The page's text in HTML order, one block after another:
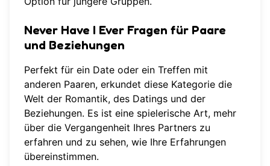
Never Have I Ever Fragen für Paare
und Beziehungen
Perfekt für ein Date oder ein Treffen mit
anderen Paaren, erkundet diese Kategorie die
Welt der Romantik, des Datings und der
Beziehungen. Es ist eine spielerische Art, mehr
über die Vergangenheit Ihres Partners zu
erfahren und zu sehen, wie Ihre Erfahrungen
übereinstimmen.